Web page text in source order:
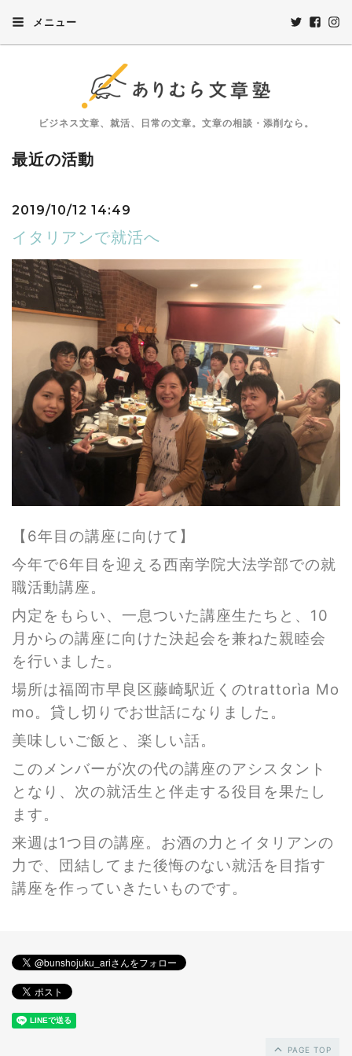
メニュー
ビジネス文章、就活、日常の文章。文章の相談・添削なら。
最近の活動
2019/10/12 14:49
イタリアンで就活へ
【6年目の講座に向けて】
今年で6年目を迎える西南学院大法学部での就
職活動講座。
内定をもらい、一息ついた講座生たちと、10
月からの講座に向けた決起会を兼ねた親睦会
を行いました。
場所は福岡市早良区藤崎駅近くのtrattorìa Mo
mo。貸し切りでお世話になりました。
美味しいご飯と、楽しい話。
このメンバーが次の代の講座のアシスタント
となり、次の就活生と伴走する役目を果たし
ます。
来週は1つ目の講座。お酒の力とイタリアンの
力で、団結してまた後悔のない就活を目指す
講座を作っていきたいものです。
PAGE TOP